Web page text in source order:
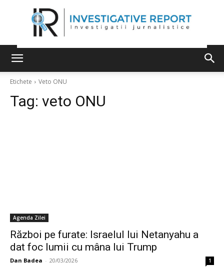
Etichete Veto ONU
Tag: veto ONU
Agenda Zilei
Război pe furate: Israelul lui Netanyahu a
dat foc lumii cu mâna lui Trump
Dan Badea - 20/03/2026 1